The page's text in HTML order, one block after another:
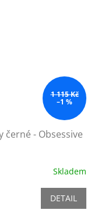
1 115 Kč
–1 %
černé - Obsessive
Skladem
DETAIL